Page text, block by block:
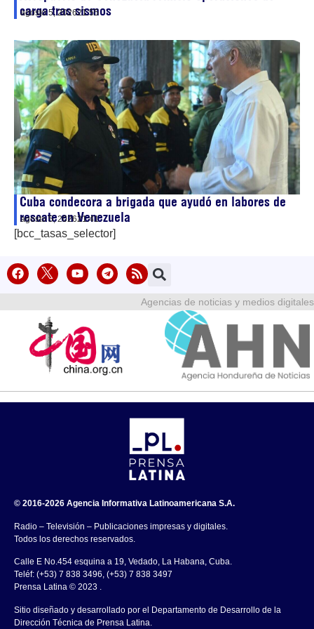
carga tras sismos
agosto 5, 202621:55
Cuba condecora a brigada que ayudó en labores de
rescate en Venezuela
agosto 5, 202621:41
[bcc_tasas_selector]
Agencias de noticias y medios digitales
© 2016-2026 Agencia Informativa Latinoamericana S.A.
Radio – Televisión – Publicaciones impresas y digitales.
Todos los derechos reservados.
Calle E No.454 esquina a 19, Vedado, La Habana, Cuba.
Teléf: (+53) 7 838 3496, (+53) 7 838 3497
Prensa Latina © 2023 .
Sitio diseñado y desarrollado por el Departamento de Desarrollo de la
Dirección Técnica de Prensa Latina.